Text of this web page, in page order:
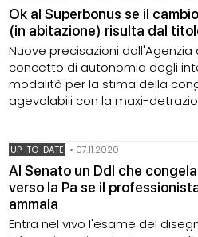
Ok al Superbonus se il
(in abitazione) risulta dal
Nuove precisazioni
concetto di autonomia degli
modalità per la stima della
agevolabili con la maxi-
UP-TO-DATE • 07.11.2020
Al Senato un Ddl che
verso la Pa se il
ammala
Entra nel vivo l'esame del